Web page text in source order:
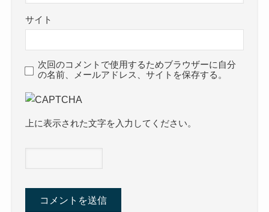
サイト
次回のコメントで使用するためブラウザーに自分
の名前、メールアドレス、サイトを保存する。
上に表示された文字を入力してください。